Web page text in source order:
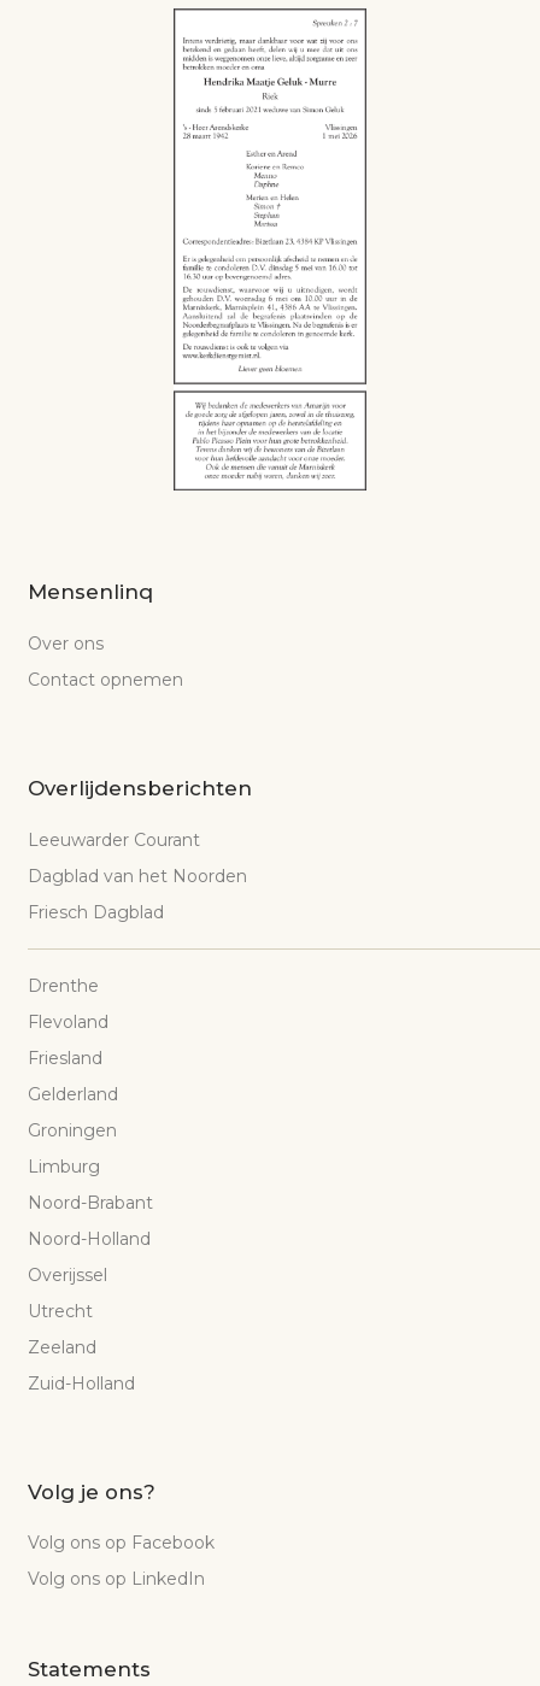
Mensenlinq
Over ons
Contact opnemen
Overlijdensberichten
Leeuwarder Courant
Dagblad van het Noorden
Friesch Dagblad
Drenthe
Flevoland
Friesland
Gelderland
Groningen
Limburg
Noord-Brabant
Noord-Holland
Overijssel
Utrecht
Zeeland
Zuid-Holland
Volg je ons?
Volg ons op Facebook
Volg ons op LinkedIn
Statements